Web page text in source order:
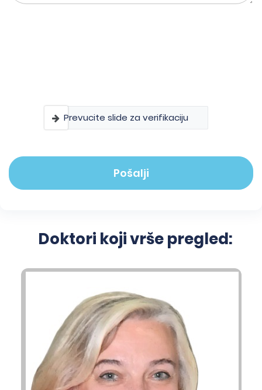
Prevucite slide za verifikaciju
Pošalji
Doktori koji vrše pregled: